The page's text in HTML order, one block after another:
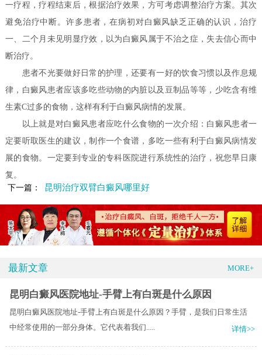
一疗程，疗程结束后，根据治疗效果，方可考虑调整治疗方案。其次
避免治疗中断。许多患者，在病初对白癜风缺乏正确的认识，治疗
一、二个月未见明显疗效，以为白癜风属于不治之症，失去信心而中
断治疗。
患者不光要做好日常的护理，还要有一好的饮食习惯以及作息规
律，白癜风患者应该多吃些动物的内脏以及豆制品等等，少吃含有维
生素C过多的食物，这样有利于白癜风病情的发展。
以上就是对白癜风患者应吃什么食物的一次介绍：白癜风患者一
定要听取医生的建议，制作一个食谱，多吃一些有利于白癜风病情发
展的食物。一定要到专业的专科医院进行系统性的治疗，祝您早日康
复。
下一篇：
昆明治疗双臂白癜风哪里好
最新文章 MORE+
昆明白癜风医院地址-手臂上有白斑是什么原因
昆明白癜风医院地址-手臂上有白斑是什么原因？手臂，是我们日常生活
中经常使用的一部分身体。它代表着我们.....
详情>>